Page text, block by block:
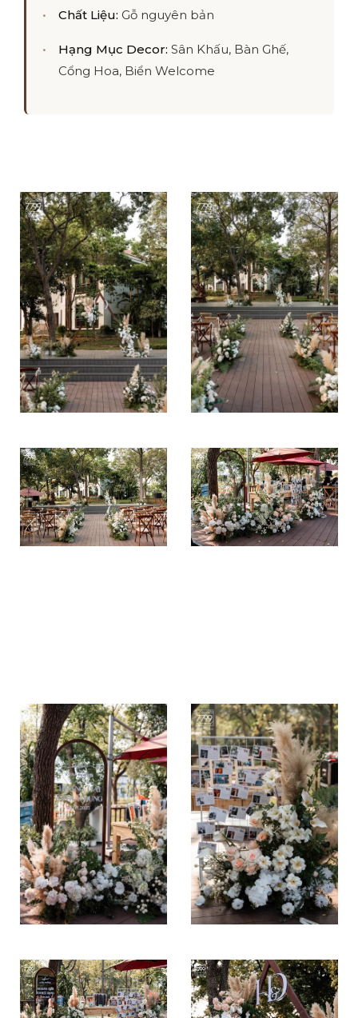
Chất Liệu: Gỗ nguyên bản
Hạng Mục Decor: Sân Khấu, Bàn Ghế,
Cổng Hoa, Biển Welcome